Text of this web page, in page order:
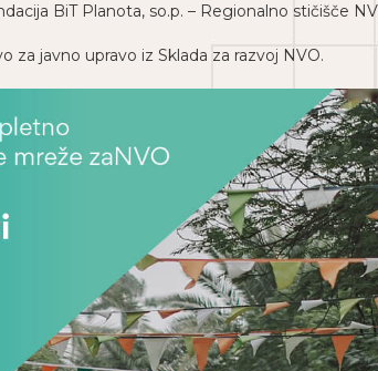
BiT Planota, so.p. – Regionalno stičišče
za javno upravo iz Sklada za razvoj NVO.